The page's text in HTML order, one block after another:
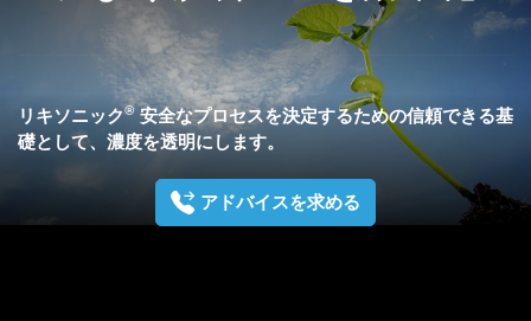
リキソニック®安全なプロセスを決定するための信頼できる基
礎として、濃度を透明にします。
アドバイスを求める